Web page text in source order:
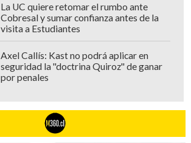
La UC quiere retomar el rumbo ante
Cobresal y sumar confianza antes de la
visita a Estudiantes
Axel Callís: Kast no podrá aplicar en
seguridad la "doctrina Quiroz" de ganar
por penales